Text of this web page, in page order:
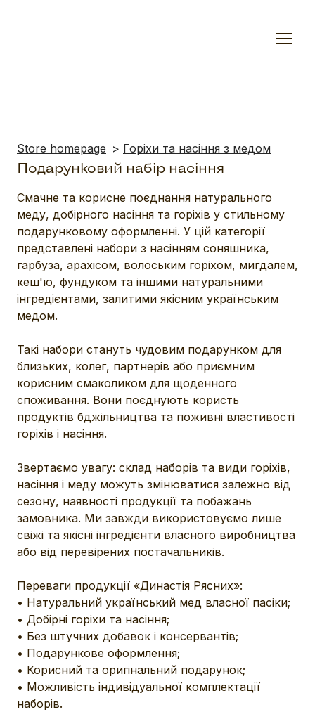
Store homepage Горіхи та насіння з медом
Подарунковий набір насіння
Смачне та корисне поєднання натурального
меду, добірного насіння та горіхів у стильному
подарунковому оформленні. У цій категорії
представлені набори з насінням соняшника,
гарбуза, арахісом, волоським горіхом, мигдалем,
кеш'ю, фундуком та іншими натуральними
інгредієнтами, залитими якісним українським
медом.
Такі набори стануть чудовим подарунком для
близьких, колег, партнерів або приємним
корисним смаколиком для щоденного
споживання. Вони поєднують користь
продуктів бджільництва та поживні властивості
горіхів і насіння.
Звертаємо увагу: склад наборів та види горіхів,
насіння і меду можуть змінюватися залежно від
сезону, наявності продукції та побажань
замовника. Ми завжди використовуємо лише
свіжі та якісні інгредієнти власного виробництва
або від перевірених постачальників.
Переваги продукції «Династія Рясних»:
• Натуральний український мед власної пасіки;
• Добірні горіхи та насіння;
• Без штучних добавок і консервантів;
• Подарункове оформлення;
• Корисний та оригінальний подарунок;
• Можливість індивідуальної комплектації
наборів.